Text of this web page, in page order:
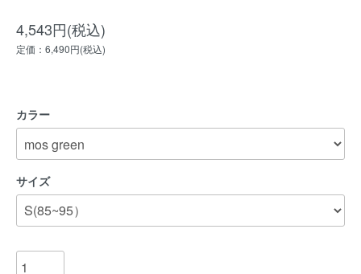
4,543円(税込)
定価：6,490円(税込)
カラー
サイズ